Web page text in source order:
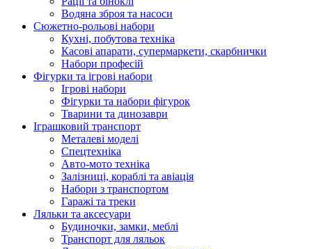
Водяна зброя та насоси
Сюжетно-рольові набори
Кухні, побутова техніка
Касові апарати, супермаркети, скарбнички
Набори професій
Фігурки та ігрові набори
Ігрові набори
Фігурки та набори фігурок
Тварини та динозаври
Іграшковий транспорт
Металеві моделі
Спецтехніка
Авто-мото техніка
Залізниці, кораблі та авіація
Набори з транспортом
Гаражі та треки
Ляльки та аксесуари
Будиночки, замки, меблі
Транспорт для ляльок